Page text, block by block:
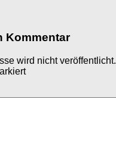
Kommentar
wird nicht veröffentlicht.